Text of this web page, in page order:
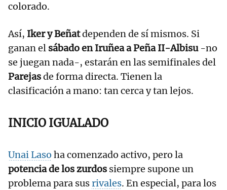
colorado.
Así, Iker y Beñatdependen de sí mismos. Si
ganan el sábado en Iruñea a Peña II-Albisu-no
se juegan nada-, estarán en las semifinales del
Parejasde forma directa. Tienen la
clasificación a mano: tan cerca y tan lejos.
INICIO IGUALADO
Unai Laso ha comenzado activo, pero la
potencia de los zurdos siempre supone un
problema para susrivales. En especial, para los